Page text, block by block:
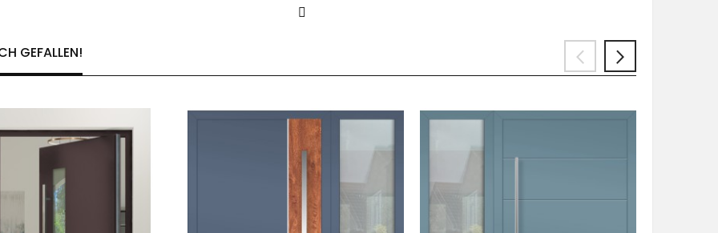
GEFALLEN!